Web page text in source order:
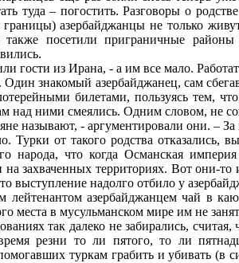
туда – погостить. Разговоры о
границы) азербайджанцы не только
также посетили приграничные
гости из Ирана, - а им все мало.
знакомый азербайджанец, сам
билетами, пользуясь тем,
над ними смеялись. Одним словом, не
называют, - аргументировали они. –
Турки от такого родства отказались,
народа, что когда Османская
на захваченных территориях. Вот они-
выступление надолго отбило у
азербайджанцем чай в
места в мусульманском мире им не
так далеко не забирались, считая,
резни то ли пятого, то ли
туркам грабить и убивать (в